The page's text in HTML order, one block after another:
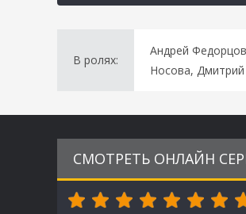
В ролях:
Андрей
Носова,
СМОТРЕТЬ ОНЛАЙН